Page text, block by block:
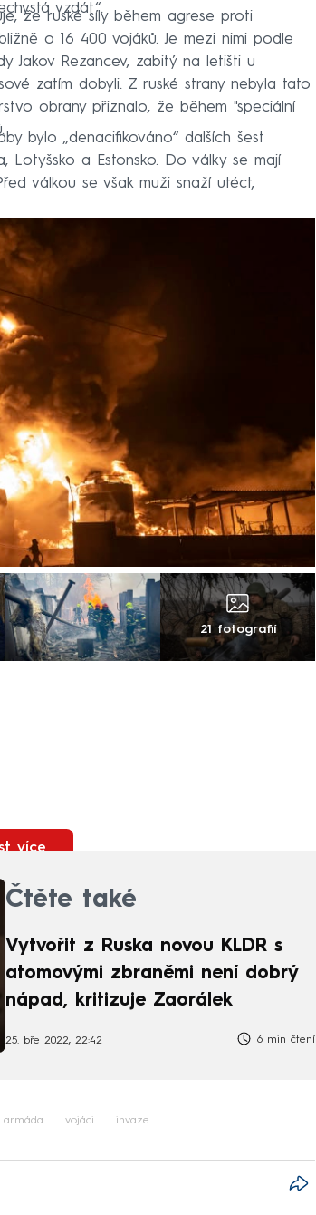
vzdát“.
že ruské síly během agrese proti
o 16 400 vojáků. Je mezi nimi podle
Jakov Rezancev, zabitý na letišti u
zatím dobyli. Z ruské strany nebyla tato
obrany přiznalo, že během "speciální
bylo „denacifikováno“ dalších šest
Lotyšsko a Estonsko. Do války se mají
válkou se však muži snaží utéct,
21 fotografií
více
Čtěte také
Vytvořit z Ruska novou KLDR s
atomovými zbraněmi není dobrý
nápad, kritizuje Zaorálek
25. bře 2022, 22:42 6 min čtení
armáda vojáci invaze